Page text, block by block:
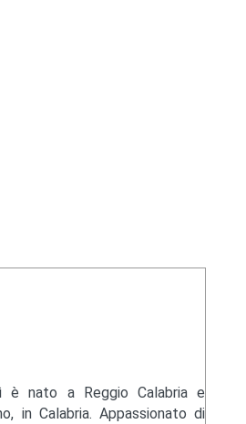
è nato a Reggio Calabria e
in Calabria. Appassionato di